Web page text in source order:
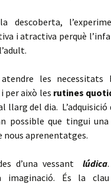
descoberta,
i atractiva perquè
les necessitats
per això les rutines
llarg del dia.
possible que tingui
nous aprenentatges.
d’una vessantlúdica.
És la